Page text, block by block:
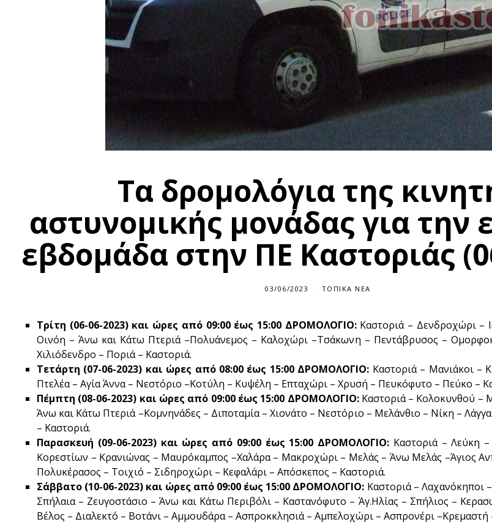
Τα δρομολόγια της
αστυνομικής μονάδας για την
εβδομάδα στην ΠΕ Καστοριάς
03/06/2023 ΤΟΠΙΚΆ ΝΈΑ
Τρίτη (06-06-2023) και ώρες από 09:00 έως 15:00 ΔΡΟΜΟΛΟΓΙΟ: Καστοριά – Δενδροχώρι –
Οινόη – Άνω και Κάτω Πτεριά –Πολυάνεμος – Καλοχώρι –Τσάκωνη – Πεντάβρυσος –
Χιλιόδενδρο – Ποριά – Καστοριά.
Τετάρτη (07-06-2023) και ώρες από 08:00 έως 15:00 ΔΡΟΜΟΛΟΓΙΟ: Καστοριά – Μανιάκοι –
Πτελέα – Αγία Άννα – Νεστόριο –Κοτύλη – Κυψέλη – Επταχώρι – Χρυσή – Πευκόφυτο – Πεύκο –
Πέμπτη (08-06-2023) και ώρες από 09:00 έως 15:00 ΔΡΟΜΟΛΟΓΙΟ: Καστοριά – Κολοκυνθού –
Άνω και Κάτω Πτεριά –Κομνηνάδες – Διποταμία – Χιονάτο – Νεστόριο – Μελάνθιο – Νίκη –
– Καστοριά.
Παρασκευή (09-06-2023) και ώρες από 09:00 έως 15:00 ΔΡΟΜΟΛΟΓΙΟ: Καστοριά – Λεύκη
Κορεστίων – Κρανιώνας – Μαυρόκαμπος –Χαλάρα – Μακροχώρι – Μελάς – Άνω Μελάς –Άγιος
Πολυκέρασος – Τοιχιό – Σιδηροχώρι – Κεφαλάρι – Απόσκεπος – Καστοριά.
Σάββατο (10-06-2023) και ώρες από 09:00 έως 15:00 ΔΡΟΜΟΛΟΓΙΟ: Καστοριά – Λαχανόκηποι
Σπήλαια – Ζευγοστάσιο – Άνω και Κάτω Περιβόλι – Καστανόφυτο – Άγ.Ηλίας – Σπήλιος –
Βέλος – Διαλεκτό – Βοτάνι – Αμμουδάρα – Ασπροκκλησιά – Αμπελοχώρι – Ασπρονέρι –Κρεμαστή